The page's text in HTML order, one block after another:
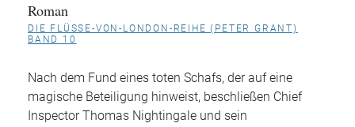
Roman
DIE FLÜSSE-VON-LONDON-REIHE (PETER GRANT)
BAND 10
Nach dem Fund eines toten Schafs, der auf eine
magische Beteiligung hinweist, beschließen Chief
Inspector Thomas Nightingale und sein